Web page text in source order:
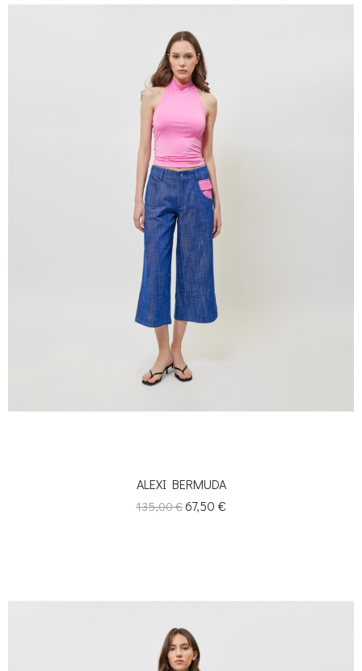
ALEXI BERMUDA
Κανονική
135,00 € Τιμή
67,50 €